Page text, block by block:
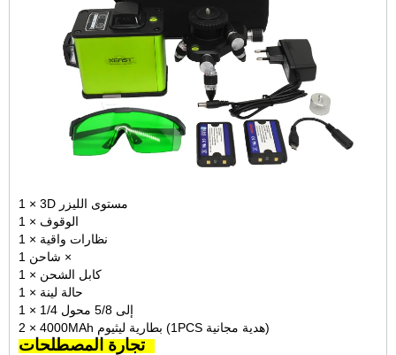
1 × 3D مستوى الليزر
1 × الوقوف
1 × نظارات واقية
شاحن 1 ×
1 × كابل الشحن
1 × حالة لينة
1 × 1/4 إلى 5/8 محول
2 × 4000MAh بطارية ليثيوم (1PCS هدية مجانية)
تجارة المصطلحات: